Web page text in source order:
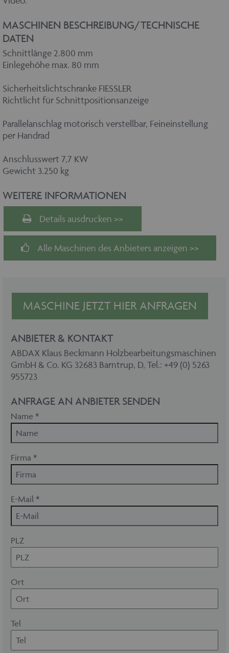
MASCHINEN BESCHREIBUNG/TECHNISCHE
DATEN
Schnittlänge 2.800 mm
Einlegehöhe max. 80 mm
Sicherheitslichtschranke FIESSLER
Richtlicht für Schnittpositionsanzeige
Parallelanschlag motorisch verstellbar, Feineinstellung
per Handrad
Anschlusswert 7,7 KW
Gewicht 3.250 kg
WEITERE INFORMATIONEN
Details ausdrucken >>
Alle Maschinen des Anbieters anzeigen >>
MASCHINE JETZT HIER ANFRAGEN
ANBIETER & KONTAKT
ABDAX Klaus Beckmann Holzbearbeitungsmaschinen
GmbH & Co. KG 32683 Barntrup, D, Tel.: +49 (0) 5263
955723
ANFRAGE AN ANBIETER SENDEN
Name *
Firma *
E-Mail *
PLZ
Ort
Tel